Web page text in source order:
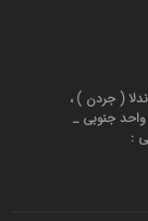
( جردن ) ،
۶، طبقه اول، واحد جنوبی _
: